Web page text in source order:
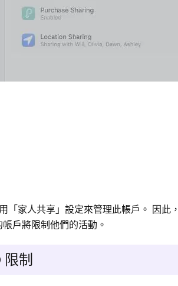
「家人共享」設定來管理此帳戶。 因此
戶將限制他們的活動。
制